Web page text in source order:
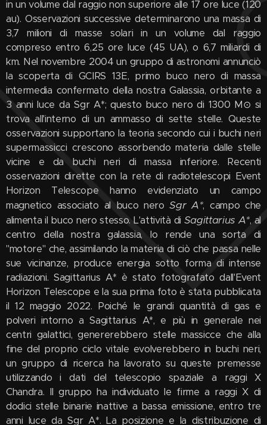
in un volume dal raggio non superiore alle 17 ore luce (120
au). Osservazioni successive determinarono una massa di
3,7 milioni di masse solari in un volume dal raggio
compreso entro 6,25 ore luce (45 UA), o 6,7 miliardi di
km. Nel novembre 2004 un gruppo di astronomi annunciò
la scoperta di GCIRS 13E, primo buco nero di massa
intermedia confermato della nostra Galassia, orbitante a
3 anni luce da Sgr A*; questo buco nero di 1300 M⊙ si
trova all'interno di un ammasso di sette stelle. Queste
osservazioni supportano la teoria secondo cui i buchi neri
supermassicci crescono assorbendo materia dalle stelle
vicine e da buchi neri di massa inferiore. Recenti
osservazioni dirette con la rete di radiotelescopi Event
Horizon Telescope hanno evidenziato un campo
magnetico associato al buco neroSgr A*, campo che
alimenta il buco nero stesso. L'attività di Sagittarius A*, al
centro della nostra galassia, lo rende una sorta di
"motore" che, assimilando la materia di ciò che passa nelle
sue vicinanze, produce energia sotto forma di intense
radiazioni. Sagittarius A* è stato fotografato dall'Event
Horizon Telescope e la sua prima foto è stata pubblicata
il 12 maggio 2022. Poiché le grandi quantità di gas e
polveri intorno a Sagittarius A*, e più in generale nei
centri galattici, genererebbero stelle massicce che alla
fine del proprio ciclo vitale evolverebbero in buchi neri,
un gruppo di ricerca ha lavorato su queste premesse
utilizzando i dati del telescopio spaziale a raggi X
Chandra. Il gruppo ha individuato le firme a raggi X di
dodici stelle binarie inattive a bassa emissione, entro tre
anni luce da Sgr A*. La posizione e la distribuzione di